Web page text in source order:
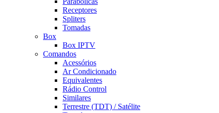
Receptores
Spliters
Tomadas
Box
Box IPTV
Comandos
Acessórios
Ar Condicionado
Equivalentes
Rádio Control
Similares
Terrestre (TDT) / Satélite